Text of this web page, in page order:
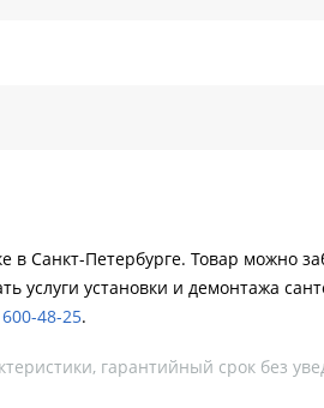
в Санкт-Петербурге. Товар можно
услуги установки и демонтажа
48-25.
гарантийный срок без